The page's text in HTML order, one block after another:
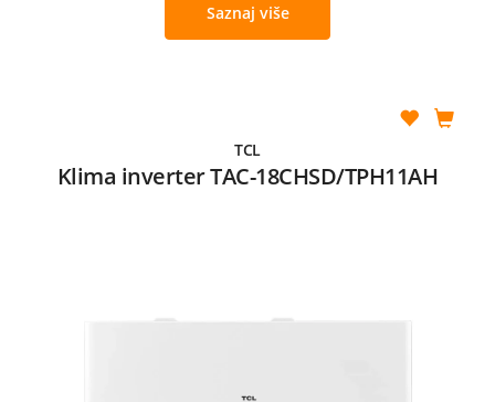
Saznaj više
TCL
Klima inverter TAC-18CHSD/TPH11AH